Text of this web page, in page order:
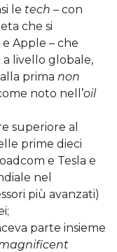
le tech – con
che si
Apple – che
a livello globale,
prima non
noto nell’oil
superiore al
prime dieci
e Tesla e
nel
più avanzati)
parte insieme